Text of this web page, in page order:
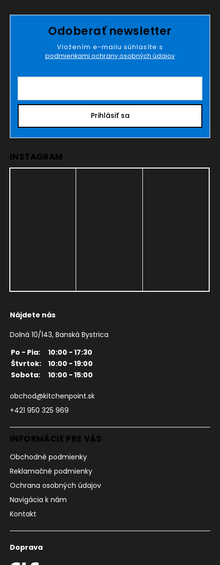
Odoberať newsletter
Vložením e-mailu súhlasíte s
podmienkami ochrany osobných údajov
Prihlásiť sa
INSTAGRAM
Nájdete nás
Dolná 10/143, Banská Bystrica
Po - Pia:
10:00 - 17:30
Štvrtok:
10:00 - 19:00
Sobota:
10:00 - 15:00
obchod@kitchenpoint.sk
+421 950 325 969
INFORMÁCIE PRE VÁS
Obchodné podmienky
Reklamačné podmienky
Ochrana osobných údajov
Navigácia k nám
Kontakt
Doprava